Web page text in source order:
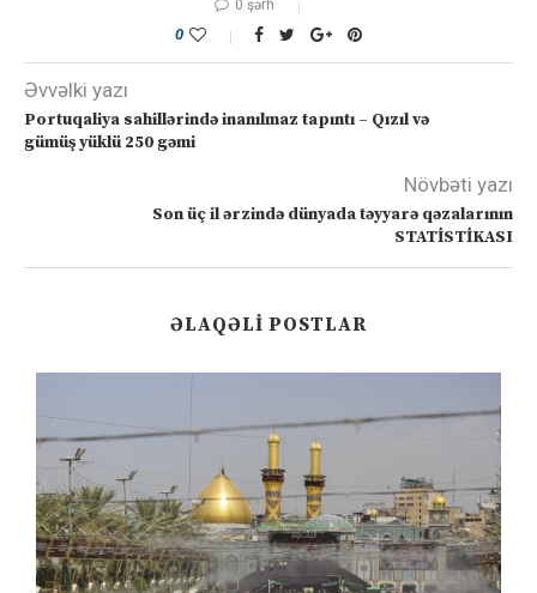
0 şərh
0
Əvvəlki yazı
Portuqaliya sahillərində inanılmaz tapıntı – Qızıl və
gümüş yüklü 250 gəmi
Növbəti yazı
Son üç il ərzində dünyada təyyarə qəzalarının
STATİSTİKASI
ƏLAQƏLI POSTLAR